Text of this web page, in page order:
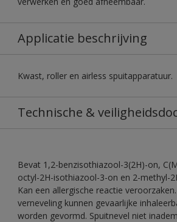
Applicatie beschrijving
Kwast, roller en airless spuitapparatuur.
Technische &
Bevat 1,2-benzisothiazool-3(2H)-on,
octyl-2H-isothiazool-3-on en 2-methyl-
Kan een allergische reactie
verneveling kunnen gevaarlijke
worden gevormd. Spuitnevel niet